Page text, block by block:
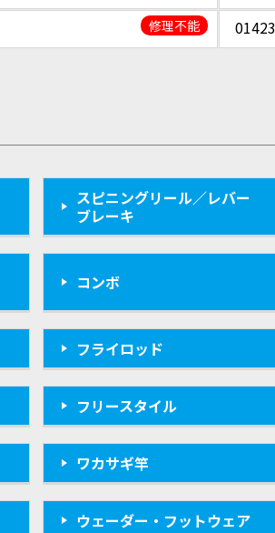
修理不能
スピニングリール／レバー
ブレーキ
コンボ
フライロッド
フリースタイル
ワカサギ竿
ウェーダー・フットウェア